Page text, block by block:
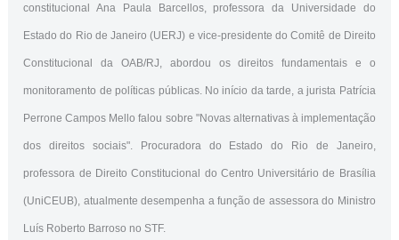
constitucional Ana Paula Barcellos, professora da Universidade do
Estado do Rio de Janeiro (UERJ) e vice-presidente do Comitê de Direito
Constitucional da OAB/RJ, abordou os direitos fundamentais e o
monitoramento de políticas públicas. No início da tarde, a jurista Patrícia
Perrone Campos Mello falou sobre "Novas alternativas à implementação
dos direitos sociais". Procuradora do Estado do Rio de Janeiro,
professora de Direito Constitucional do Centro Universitário de Brasília
(UniCEUB), atualmente desempenha a função de assessora do Ministro
Luís Roberto Barroso no STF.